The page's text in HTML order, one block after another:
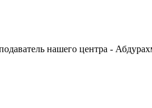
нашего центра -